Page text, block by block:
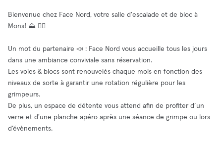
Bienvenue chez Face Nord, votre salle d'escalade et de bloc à
Mons! ⛰ 🧗‍♀️
Un mot du partenaire 📣 : Face Nord vous accueille tous les jours
dans une ambiance conviviale sans réservation.
Les voies & blocs sont renouvelés chaque mois en fonction des
niveaux de sorte à garantir une rotation régulière pour les
grimpeurs.
De plus, un espace de détente vous attend afin de profiter d’un
verre et d'une planche apéro après une séance de grimpe ou lors
d’évènements.